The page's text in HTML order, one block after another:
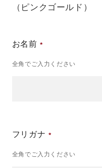
（ピンクゴールド）
お名前
全角でご入力ください
フリガナ
全角でご入力ください